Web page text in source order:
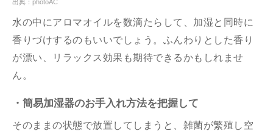
出典：photoAC
水の中にアロマオイルを数滴たらして、加湿と同時に
香りづけするのもいいでしょう。ふんわりとした香り
が漂い、リラックス効果も期待できるかもしれませ
ん。
・簡易加湿器のお手入れ方法を把握して
そのままの状態で放置してしまうと、雑菌が繁殖し空